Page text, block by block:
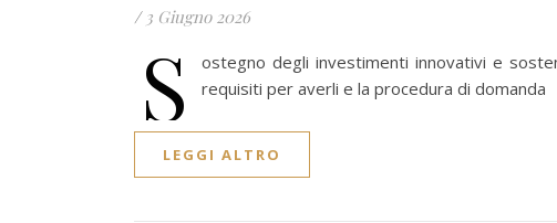
/ 3 Giugno 2026
S
ostegno degli investimenti innovativi e
requisiti per averli e la procedura di domanda
LEGGI ALTRO